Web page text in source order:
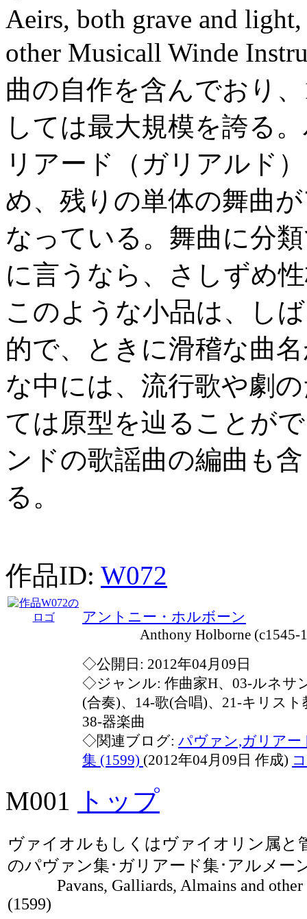
Aeirs, both grave and
other Musicall Winde
曲の自作を含んでおり
しては最大規模を誇る
リアード（ガリアルド
め、残りの単体の舞曲
なっている。舞曲に分
に言うなら、さしずめ
このような小品は、し
的で、ときに滑稽な曲
な中には、流行歌や劇
ては原型を辿ることが
ンドの歌謡曲の編曲も
る。
作品ID: W072
アントニー・ホルボーン
Anthony Holborne (c1545-
◇公開日: 2012年04月09日
◇ジャンル: 作曲家H、03-ルネサ
(合奏)、14-歌(合唱)、21-キリス
38-器楽曲
◇関連ブログ: パヴァン,ガリアー
集 (1599) (2012年04月09日 作成)
M001 トップ
ヴァイオルもしくはヴァイオリン属と
のパヴァン集･ガリアード集･アルメー
Pavans, Galliards, Almains and other
(1599)